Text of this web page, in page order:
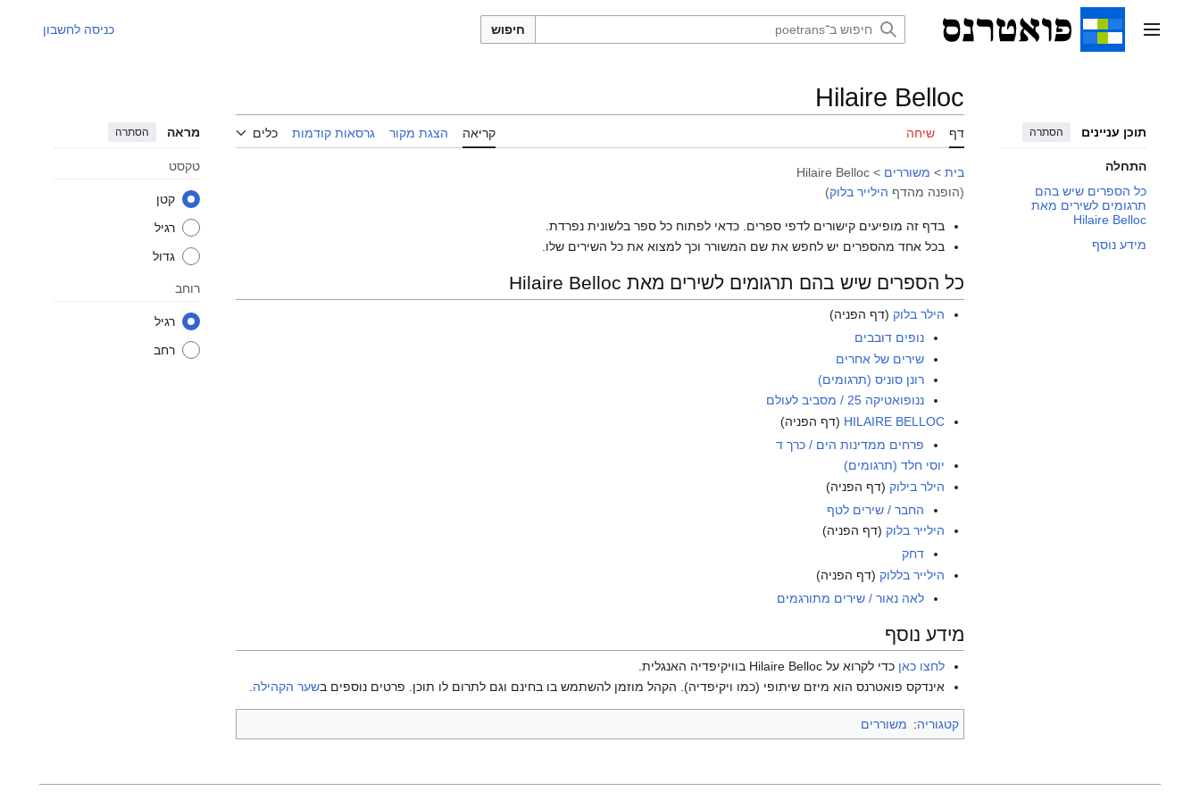
תפריט ראשי חיפוש כניסה לחשבון
תוכן עניינים הסתרה
התחלה
כל הספרים שיש בהם
תרגומים לשירים מאת
Hilaire Belloc
מידע נוסף
Hilaire Belloc
דף שיחה קריאה הצגת מקור גרסאות קודמות כלים מראה הסתרה
טקסט
קטן
רגיל
גדול
רוחב
רגיל
רחב
בית > משוררים >
Hilaire Belloc
(הופנה מהדף הילייר בלוק)
בדף זה מופיעים קישורים לדפי ספרים. כדאי לפתוח כל ספר בלשונית נפרדת.
בכל אחד מהספרים יש לחפש את שם המשורר וכך למצוא את כל השירים שלו.
כל הספרים שיש בהם תרגומים לשירים מאת Hilaire Belloc
הילר בלוק (דף הפניה)
נופים דובבים
שירים של אחרים
רונן סוניס (תרגומים)
ננופואטיקה 25 / מסביב לעולם
HILAIRE BELLOC (דף הפניה)
פרחים ממדינות הים / כרך ד
יוסי חלד (תרגומים)
הילר בילוק (דף הפניה)
החבר / שירים לטף
הילייר בלוק (דף הפניה)
דחק
הילייר בללוק (דף הפניה)
לאה נאור / שירים מתורגמים
מידע נוסף
לחצו כאן כדי לקרוא על Hilaire Belloc בוויקיפדיה האנגלית.
אינדקס פואטרנס הוא מיזם שיתופי (כמו ויקיפדיה). הקהל מוזמן להשתמש בו בחינם וגם לתרום לו תוכן. פרטים נוספים בשער הקהילה
קטגוריה: משוררים